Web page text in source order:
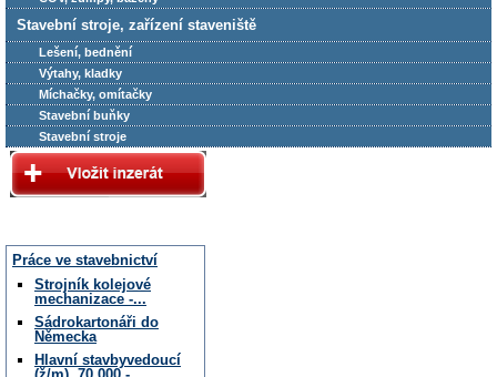
Stavební stroje, zařízení staveniště
Lešení, bednění
Výtahy, kladky
Míchačky, omítačky
Stavební buňky
Stavební stroje
Práce ve stavebnictví
Strojník kolejové
mechanizace -...
Sádrokartonáři do
Německa
Hlavní stavbyvedoucí